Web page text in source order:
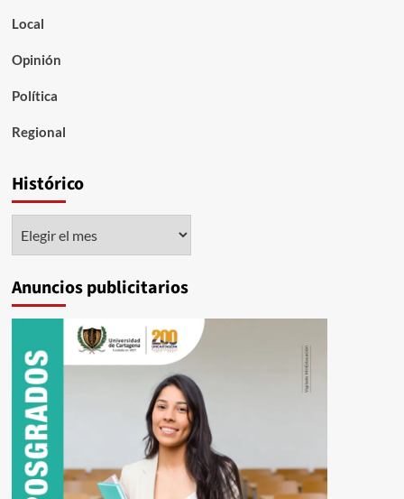
Local
Opinión
Política
Regional
Histórico
Anuncios publicitarios